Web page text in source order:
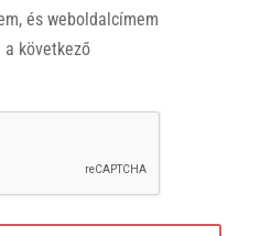
és weboldalcímem
a következő